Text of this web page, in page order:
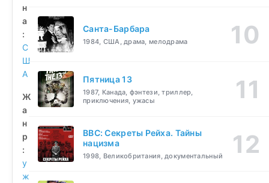
н
а
:
С
Ш
А
Ж
а
н
р
:
у
ж
Санта-Барбара
1984, США, драма, мелодрама
Пятница 13
1987, Канада, фэнтези, триллер,
приключения, ужасы
BBC: Секреты Рейха. Тайны
нацизма
1998, Великобритания, документальный